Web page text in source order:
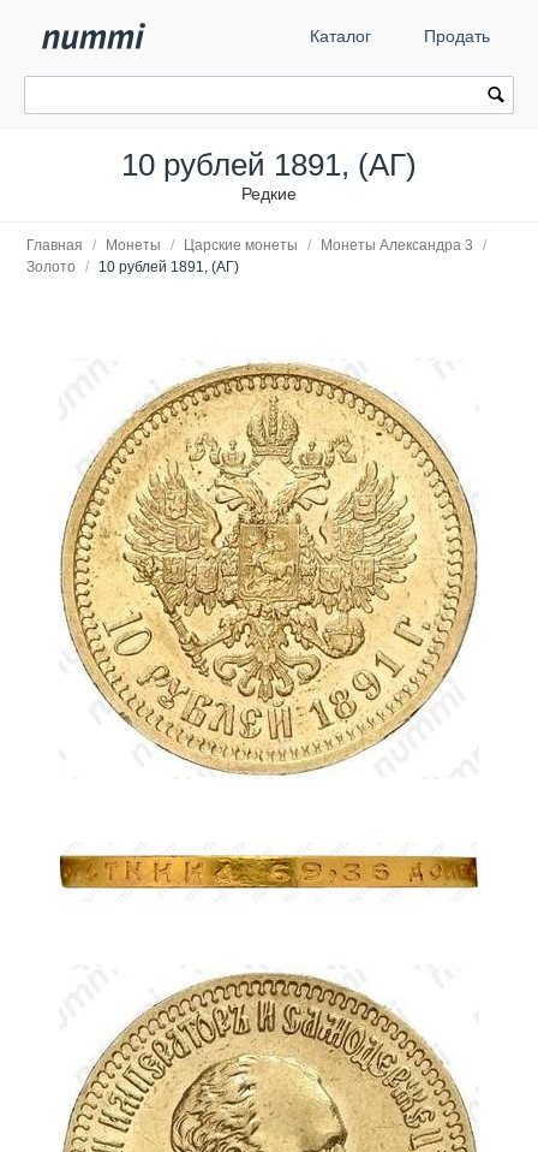
Каталог Продать
10 рублей 1891, (АГ)
Редкие
Главная / Монеты / Царские монеты / Монеты Александра 3
/
Золото
/ 10 рублей 1891, (АГ)